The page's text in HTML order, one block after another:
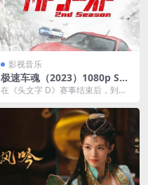
影视音乐
极速车魂（2023）1080p S01
+S02 E01 内封简繁夸克网盘
在《头文字 D》赛事结束后，到了
界，停止生产...